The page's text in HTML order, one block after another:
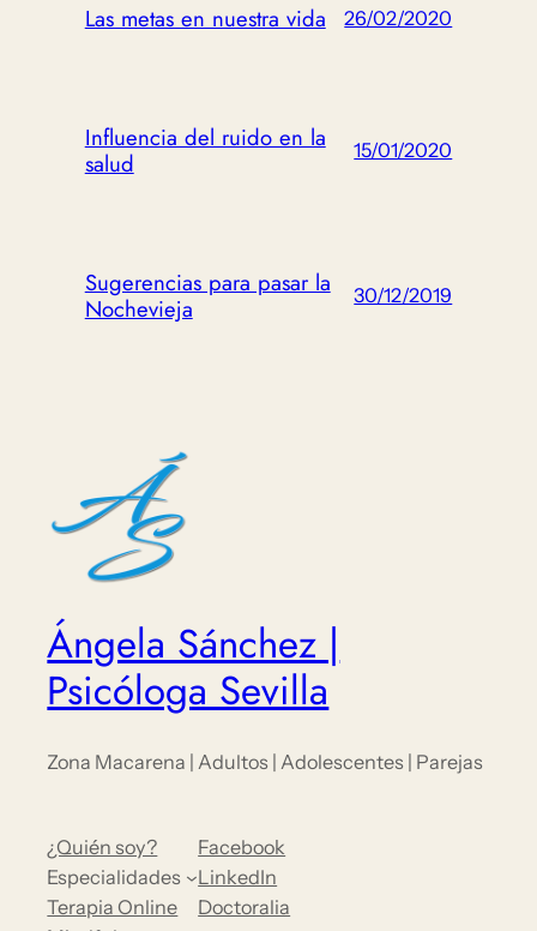
Las metas en nuestra vida 26/02/2020
Influencia del ruido en la
salud
15/01/2020
Sugerencias para pasar la
Nochevieja
30/12/2019
Ángela Sánchez |
Psicóloga Sevilla
Zona Macarena | Adultos | Adolescentes | Parejas
¿Quién soy?
Especialidades
Terapia Online
Facebook
LinkedIn
Doctoralia